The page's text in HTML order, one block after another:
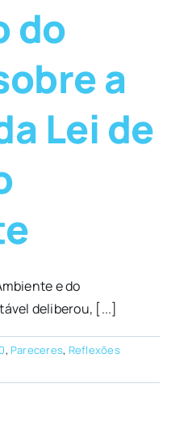
do
a
Lei de
e do
deliberou, [...]
, Pareceres, Reflexões